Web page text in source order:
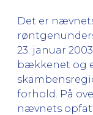
Det er
23. januar
bækkenet og
forhold. På
nævnets